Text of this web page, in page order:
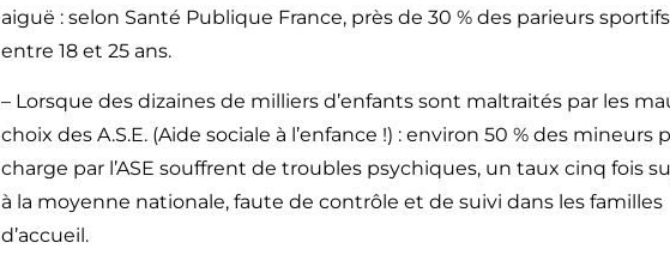
aiguë : selon Santé Publique France, près de 30 % des parieurs
entre 18 et 25 ans.
– Lorsque des dizaines de milliers d’enfants sont maltraités par les
choix des A.S.E. (Aide sociale à l’enfance !) : environ 50 % des mineurs
charge par l’ASE souffrent de troubles psychiques, un taux cinq fois
à la moyenne nationale, faute de contrôle et de suivi dans les familles
d’accueil.